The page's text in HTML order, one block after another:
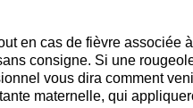
en cas de fièvre associée
consigne. Si une
vous dira comment
maternelle, qui